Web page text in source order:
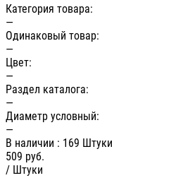
Категория товара:
—
Одинаковый товар:
—
Цвет:
—
Раздел каталога:
—
Диаметр условный:
—
В наличии : 169 Штуки
509 руб.
/ Штуки